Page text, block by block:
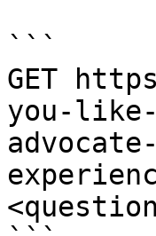
```
GET
you-like-